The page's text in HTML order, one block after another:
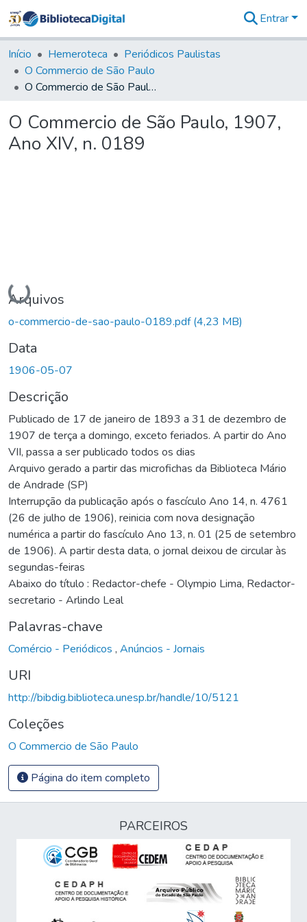
&
Coleções
Tudo na
Biblioteca
Estatísticas
Entrar
Início Hemeroteca
Periódicos Paulistas
O Commercio de São Paulo
O Commercio de São Paulo, 1907, Ano XIV, n. 0189
O Commercio de São Paulo, 1907,
Ano XIV, n. 0189
Carregando...
Arquivos
o-commercio-de-sao-paulo-0189.pdf(4,23 MB)
Data
1906-05-07
Descrição
Publicado de 17 de janeiro de 1893 a 31 de dezembro de
1907 de terça a domingo, exceto feriados. A partir do Ano
VII, passa a ser publicado todos os dias
Arquivo gerado a partir das microfichas da Biblioteca Mário
de Andrade (SP)
Interrupção da publicação após o fascículo Ano 14, n. 4761
(26 de julho de 1906), reinicia com nova designação
numérica a partir do fascículo Ano 13, n. 01 (25 de setembro
de 1906). A partir desta data, o jornal deixou de circular às
segundas-feiras
Abaixo do título : Redactor-chefe - Olympio Lima, Redactor-
secretario - Arlindo Leal
Palavras-chave
Comércio - Periódicos , Anúncios - Jornais
URI
http://bibdig.biblioteca.unesp.br/handle/10/5121
Coleções
O Commercio de São Paulo
Página do item completo
PARCEIROS